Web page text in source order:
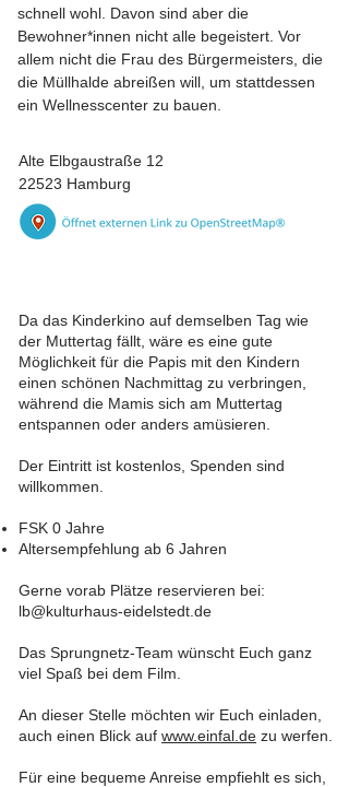
schnell wohl. Davon sind aber die
Bewohner*innen nicht alle begeistert. Vor
allem nicht die Frau des Bürgermeisters, die
die Müllhalde abreißen will, um stattdessen
ein Wellnesscenter zu bauen.
Alte Elbgaustraße 12
22523 Hamburg
Da das Kinderkino auf demselben Tag wie
der Muttertag fällt, wäre es eine gute
Möglichkeit für die Papis mit den Kindern
einen schönen Nachmittag zu verbringen,
während die Mamis sich am Muttertag
entspannen oder anders amüsieren.
Der Eintritt ist kostenlos, Spenden sind
willkommen.
FSK 0 Jahre
Altersempfehlung ab 6 Jahren
Gerne vorab Plätze reservieren bei:
lb@kulturhaus-eidelstedt.de
Das Sprungnetz-Team wünscht Euch ganz
viel Spaß bei dem Film.
An dieser Stelle möchten wir Euch einladen,
auch einen Blick auf www.einfal.de zu werfen.
Für eine bequeme Anreise empfiehlt es sich,